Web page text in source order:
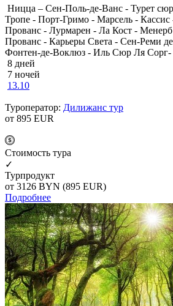
Ницца – Сен-Поль-де-Ванс - Турет
Тропе - Порт-Гримо - Марсель -
Прованс - Лурмарен - Ла Кост -
Прованс - Карьеры Света - Сен-Реми
Фонтен-де-Воклюз - Иль Сюр Ля
8 дней
7 ночей
13.10
Туроператор: Дилижанс тур
от 895 EUR
Cтоимость тура
✓
Турпродукт
от 3126 BYN (895 EUR)
Подробнее